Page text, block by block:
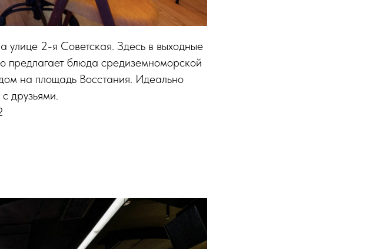
улице 2-я Советская. Здесь в выходные
предлагает блюда средиземноморской
на площадь Восстания. Идеально
друзьями.